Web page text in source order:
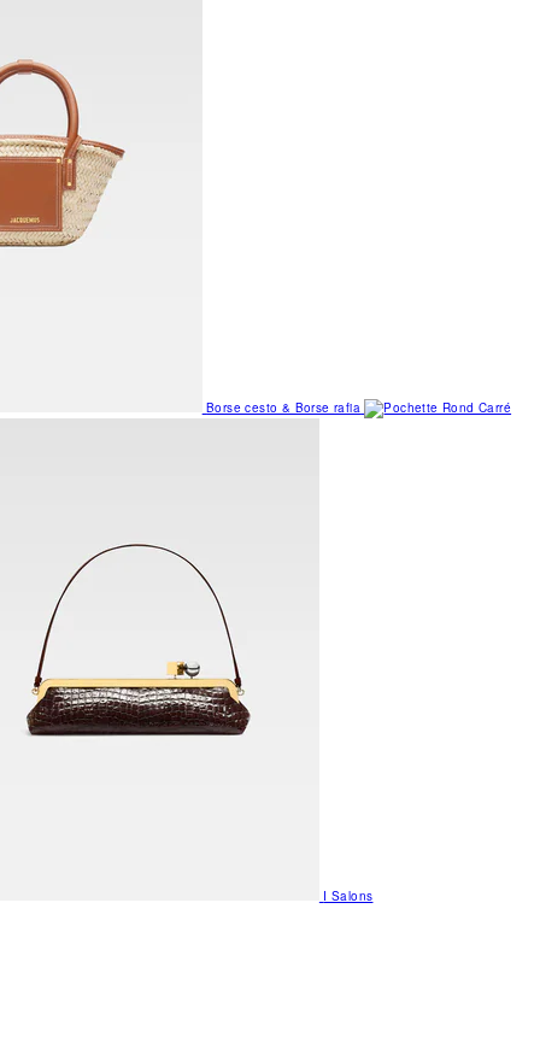
Borse cesto & Borse rafia
I Salons